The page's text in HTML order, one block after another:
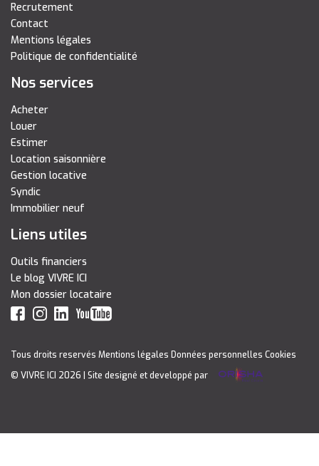
Recrutement
Contact
Mentions légales
Politique de confidentialité
Nos services
Acheter
Louer
Estimer
Location saisonnière
Gestion locative
Syndic
Immobilier neuf
Liens utiles
Outils financiers
Le blog VIVRE ICI
Mon dossier locataire
Tous droits reservés Mentions légales Données personnelles Cookies
© VIVRE ICI 2026
| Site designé et developpé par